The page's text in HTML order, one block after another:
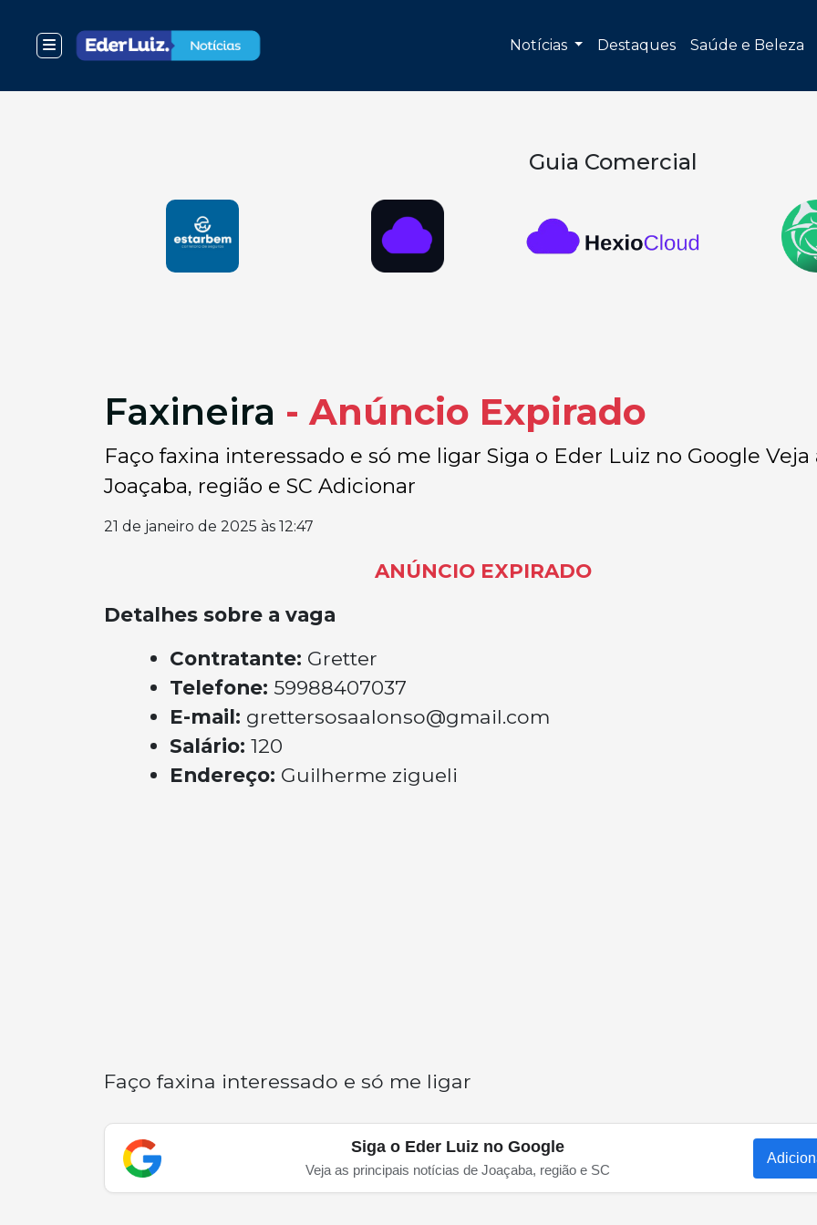
Notícias Destaques Saúde e Beleza
Guia Comercial
Faxineira - Anúncio Expirado
Faço faxina interessado e só me ligar Siga o Eder Luiz no Google
Joaçaba, região e SC Adicionar
21 de janeiro de 2025 às 12:47
ANÚNCIO EXPIRADO
Detalhes sobre a vaga
Contratante: Gretter
Telefone: 59988407037
E-mail: grettersosaalonso@gmail.com
Salário: 120
Endereço: Guilherme zigueli
Faço faxina interessado e só me ligar
Siga o Eder Luiz no Google
Veja as principais notícias de Joaçaba, região e SC